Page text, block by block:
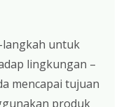
langkah untuk
lingkungan –
mencapai tujuan
produk